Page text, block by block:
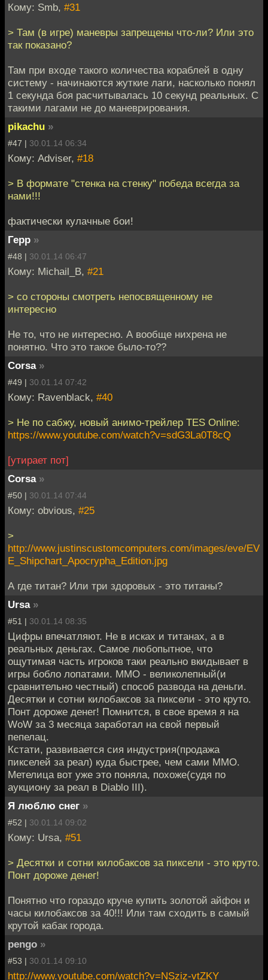
Кому: Smb, #31
> Там (в игре) маневры запрещены что-ли? Или это
так показано?
Там при входе такого количества кораблей в одну
систему - начинаются жуткие лаги, насколько понял
1 секунда боя расчитывалась 10 секунд реальных. С
такими лагами не до маневрирования.
pikachu »
#47 | 30.01.14 06:34
Кому: Adviser, #18
> В формате "стенка на стенку" победа всегда за
нами!!!
фактически кулачные бои!
Герр »
#48 | 30.01.14 06:47
Кому: Michail_B, #21
> со стороны смотреть непосвященному не
интересно
Не то, что не интересно. А вообще нихрена не
понятно. Что это такое было-то??
Corsa »
#49 | 30.01.14 07:42
Кому: Ravenblack, #40
> Не по сабжу, новый анимо-трейлер TES Online:
https://www.youtube.com/watch?v=sdG3La0T8cQ
[утирает пот]
Corsa »
#50 | 30.01.14 07:44
Кому: obvious, #25
>
http://www.justinscustomcomputers.com/images/eve/EV
E_Shipchart_Apocrypha_Edition.jpg
А где титан? Или три здоровых - это титаны?
Ursa »
#51 | 30.01.14 08:35
Цифры впечатляют. Не в исках и титанах, а в
реальных деньгах. Самое любопытное, что
ощутимая часть игроков таки реально вкидывает в
игры бобло лопатами. MMO - великолепный(и
сравнительно честный) способ развода на деньги.
Десятки и сотни килобаксов за пиксели - это круто.
Понт дороже денег! Помнится, в свое время я на
WoW за 3 месяца заработал на свой первый
пепелац.
Кстати, развивается сия индустрия(продажа
пикселей за реал) куда быстрее, чем сами ММО.
Метелица вот уже это поняла, похоже(судя по
аукциону за реал в Diablo III).
Я люблю снег »
#52 | 30.01.14 09:02
Кому: Ursa, #51
> Десятки и сотни килобаксов за пиксели - это круто.
Понт дороже денег!
Понятно что гораздо круче купить золотой айфон и
часы килобаксов за 40!!! Или там сходить в самый
крутой кабак города.
pengo »
#53 | 30.01.14 09:10
http://www.youtube.com/watch?v=NSziz-vtZKY